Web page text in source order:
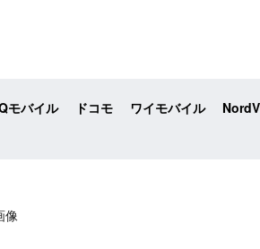
モバイル ドコモ ワイモバイル